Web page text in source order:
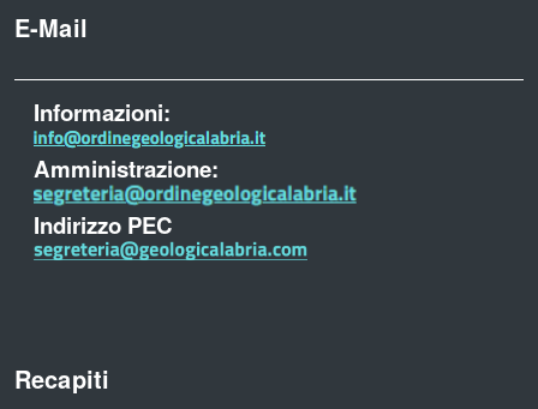
E-Mail
Informazioni:
Amministrazione:
Indirizzo PEC
Recapiti